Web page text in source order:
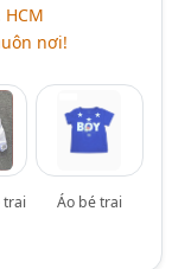
nơi!
trai Áo bé trai